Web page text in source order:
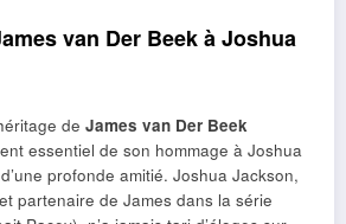
van Der Beek à Joshua
de James van Der Beek
essentiel de son hommage à Joshua
profonde amitié. Joshua Jackson,
partenaire de James dans la série